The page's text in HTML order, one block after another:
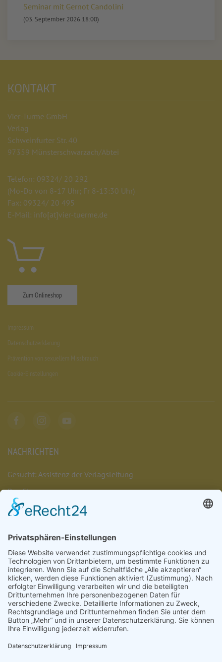
Seminar mit Gernot Candolini
(03. September 2026 18:00)
KONTAKT
Vier-Türme GmbH
Verlag
Schweinfurter Str. 40
97359 Münsterschwarzach/Abtei
Telefon: 09324/ 20 292
(Mo-Do von 8-17 Uhr; Fr 8-13:30 Uhr)
Fax: 09324/ 20 495
E-Mail: info[at]vier-tuerme.de
Zum Onlineshop
Impressum
Datenschutzerklärung
Prävention von sexuellem Missbrauch
Cookie-Einstellungen
NACHRICHTEN
Gesucht: Assistenz der Verlagsleitung
Das Chaos umarmen
Münsterschwarzacher Lesenacht 2026
Das Leben umarmen
Nachrichten
Veranstaltungen
Stellenangebote
Bestellungen
Für Brot- und Fleischbestellungen, die Sie in